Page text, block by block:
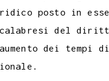
posto in
del
aumento dei